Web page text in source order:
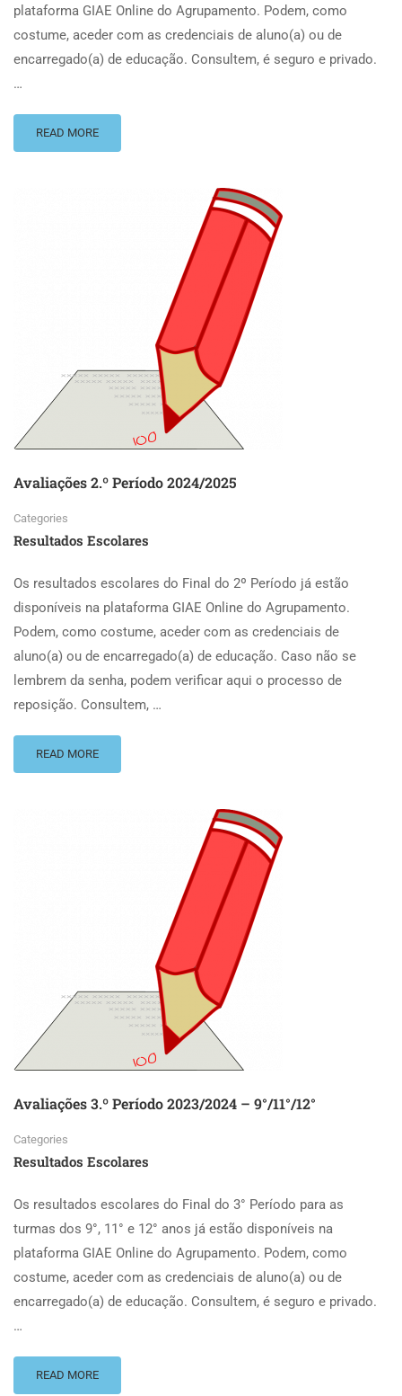
plataforma GIAE Online do Agrupamento. Podem, como
costume, aceder com as credenciais de aluno(a) ou de
encarregado(a) de educação. Consultem, é seguro e privado.
…
READ MORE
Avaliações 2.º Período 2024/2025
Categories
Resultados Escolares
Os resultados escolares do Final do 2º Período já estão
disponíveis na plataforma GIAE Online do Agrupamento.
Podem, como costume, aceder com as credenciais de
aluno(a) ou de encarregado(a) de educação. Caso não se
lembrem da senha, podem verificar aqui o processo de
reposição. Consultem, …
READ MORE
Avaliações 3.º Período 2023/2024 – 9°/11°/12°
Categories
Resultados Escolares
Os resultados escolares do Final do 3° Período para as
turmas dos 9°, 11° e 12° anos já estão disponíveis na
plataforma GIAE Online do Agrupamento. Podem, como
costume, aceder com as credenciais de aluno(a) ou de
encarregado(a) de educação. Consultem, é seguro e privado.
…
READ MORE